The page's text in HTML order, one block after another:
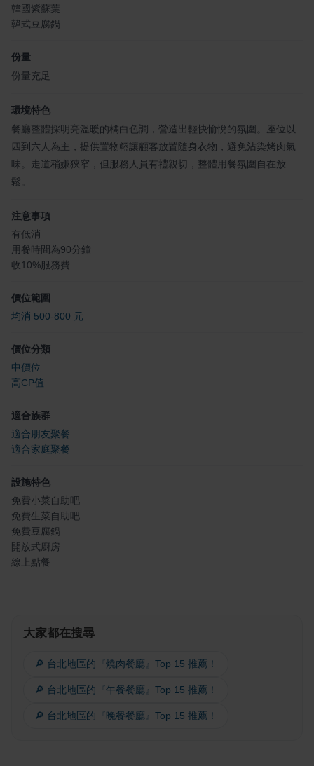
韓國紫蘇葉
韓式豆腐鍋
份量
份量充足
環境特色
餐廳整體採明亮溫暖的橘白色調，營造出輕快愉悅的氛圍。座位以
四到六人為主，提供置物籃讓顧客放置隨身衣物，避免沾染烤肉氣
味。走道稍嫌狹窄，但服務人員有禮親切，整體用餐氛圍自在放
鬆。
注意事項
有低消
用餐時間為90分鐘
收10%服務費
價位範圍
均消 500-800 元
價位分類
中價位
高CP值
適合族群
適合朋友聚餐
適合家庭聚餐
設施特色
免費小菜自助吧
免費生菜自助吧
免費豆腐鍋
開放式廚房
線上點餐
大家都在搜尋
🔎 台北地區的『燒肉餐廳』Top 15 推薦！
🔎 台北地區的『午餐餐廳』Top 15 推薦！
🔎 台北地區的『晚餐餐廳』Top 15 推薦！